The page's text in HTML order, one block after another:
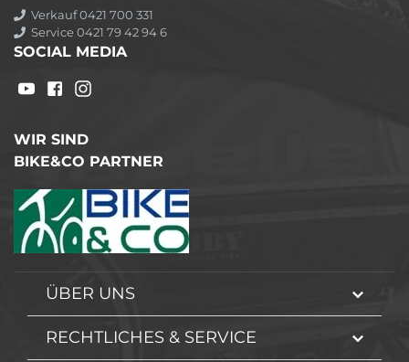
Verkauf 0421 700 331
Service 0421 79 42 94 6
SOCIAL MEDIA
WIR SIND
BIKE&CO PARTNER
ÜBER UNS
RECHTLICHES & SERVICE